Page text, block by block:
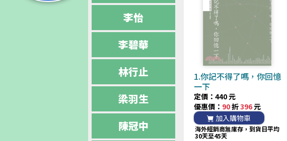
李怡
李碧華
林行止
梁羽生
陳冠中
1.你記不得了嗎，你回憶
一下
定價：440 元
優惠價： 90折396元
加入購物車
海外經銷商無庫存，到貨日平均
30天至45天